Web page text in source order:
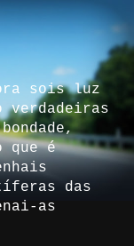
sois luz
verdadeiras
que é
das
as